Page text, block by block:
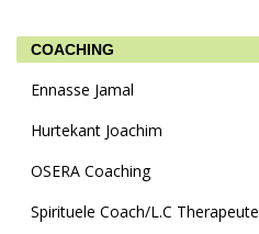
COACHING
Ennasse Jamal
Hurtekant Joachim
OSERA Coaching
Spirituele Coach/L.C Therapeute